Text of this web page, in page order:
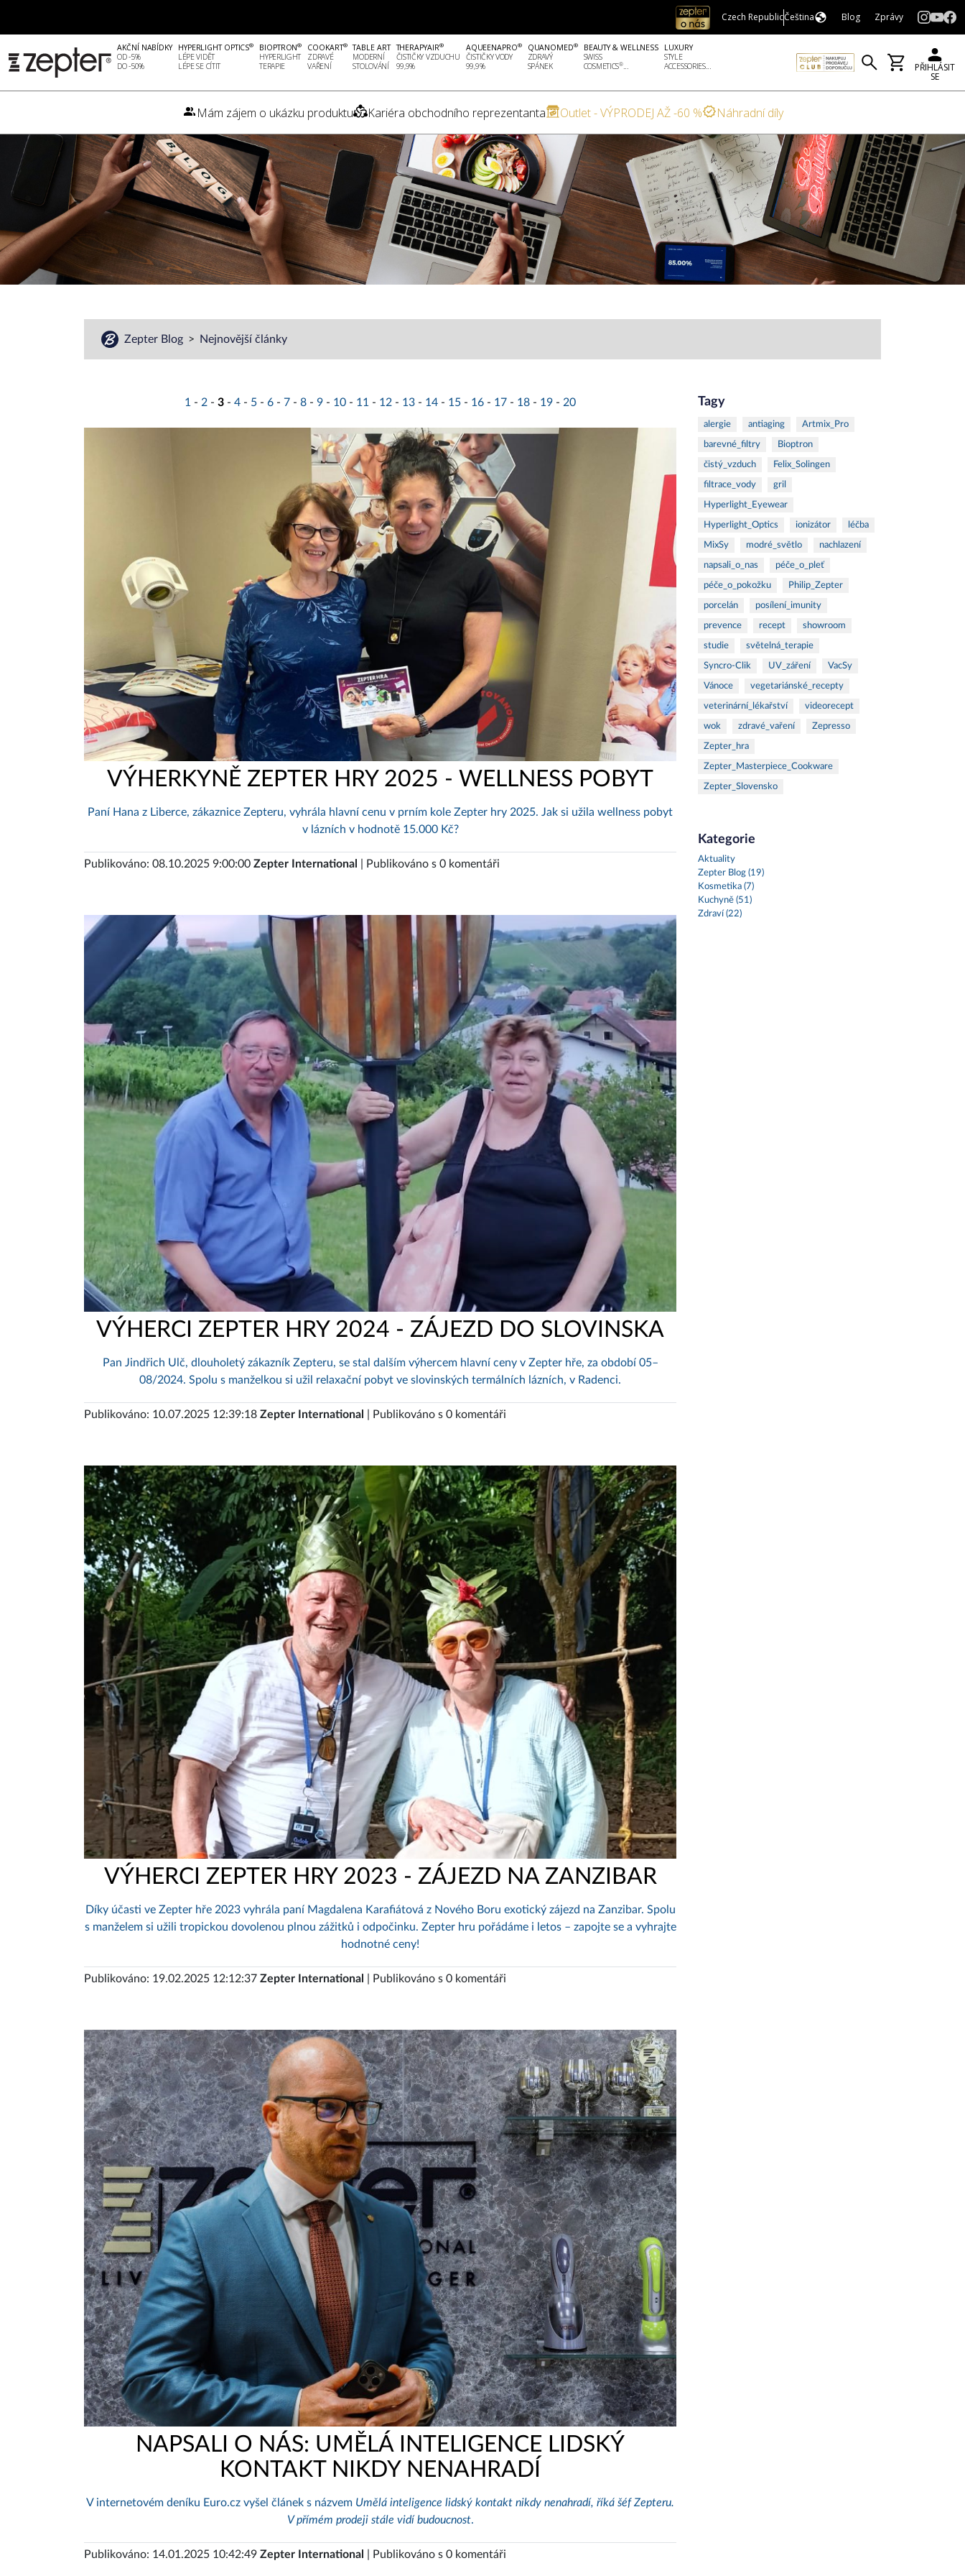
Czech RepublicČeština Blog Zprávy
AKČNÍ NABÍDKY
OD -5%
DO -50%
HYPERLIGHT OPTICS®
LÉPE VIDĚT
LÉPE SE CÍTIT
BIOPTRON®
HYPERLIGHT
TERAPIE
COOKART®
ZDRAVÉ
VAŘENÍ
TABLE ART
MODERNÍ
STOLOVÁNÍ
THERAPYAIR®
ČISTIČKY VZDUCHU
99,9%
AQUEENAPRO®
ČISTIČKY VODY
99,9%
QUANOMED®
ZDRAVÝ
SPÁNEK
BEAUTY & WELLNESS
SWISS
COSMETICS®...
LUXURY
STYLE
ACCESSORIES...
PŘIHLÁSIT
SE
Mám zájem o ukázku produktu Kariéra obchodního reprezentanta Outlet - VÝPRODEJ AŽ -60 % Náhradní díly
Zepter Blog Nejnovější články
1 - 2 - 3 - 4 - 5 - 6 - 7 - 8 - 9 - 10 - 11 - 12 - 13 - 14 - 15 - 16 - 17 - 18 - 19 - 20
VÝHERKYNĚ ZEPTER HRY 2025 - WELLNESS POBYT
Paní Hana z Liberce, zákaznice Zepteru, vyhrála hlavní cenu v prním kole Zepter hry 2025. Jak si užila wellness pobyt
v lázních v hodnotě 15.000 Kč?
Publikováno: 08.10.2025 9:00:00 Zepter International | Publikováno s 0 komentáři
VÝHERCI ZEPTER HRY 2024 - ZÁJEZD DO SLOVINSKA
Pan Jindřich Ulč, dlouholetý zákazník Zepteru, se stal dalším výhercem hlavní ceny v Zepter hře, za období 05–
08/2024. Spolu s manželkou si užil relaxační pobyt ve slovinských termálních lázních, v Radenci.
Publikováno: 10.07.2025 12:39:18 Zepter International | Publikováno s 0 komentáři
VÝHERCI ZEPTER HRY 2023 - ZÁJEZD NA ZANZIBAR
Díky účasti ve Zepter hře 2023 vyhrála paní Magdalena Karafiátová z Nového Boru exotický zájezd na Zanzibar. Spolu
s manželem si užili tropickou dovolenou plnou zážitků i odpočinku. Zepter hru pořádáme i letos – zapojte se a vyhrajte
hodnotné ceny!
Publikováno: 19.02.2025 12:12:37 Zepter International | Publikováno s 0 komentáři
NAPSALI O NÁS: UMĚLÁ INTELIGENCE LIDSKÝ
KONTAKT NIKDY NENAHRADÍ
V internetovém deníku Euro.cz vyšel článek s názvem Umělá inteligence lidský kontakt nikdy nenahradí, říká šéf Zepteru.
V přímém prodeji stále vidí budoucnost.
Publikováno: 14.01.2025 10:42:49 Zepter International | Publikováno s 0 komentáři
Tagy
alergie antiaging Artmix_Pro
barevné_filtry Bioptron
čistý_vzduch Felix_Solingen
filtrace_vody gril
Hyperlight_Eyewear
Hyperlight_Optics ionizátor léčba
MixSy modré_světlo nachlazení
napsali_o_nas péče_o_pleť
péče_o_pokožku Philip_Zepter
porcelán posílení_imunity
prevence recept showroom
studie světelná_terapie
Syncro-Clik UV_záření VacSy
Vánoce vegetariánské_recepty
veterinární_lékařství videorecept
wok zdravé_vaření Zepresso
Zepter_hra
Zepter_Masterpiece_Cookware
Zepter_Slovensko
Kategorie
Aktuality
Zepter Blog (19)
Kosmetika (7)
Kuchyně (51)
Zdraví (22)